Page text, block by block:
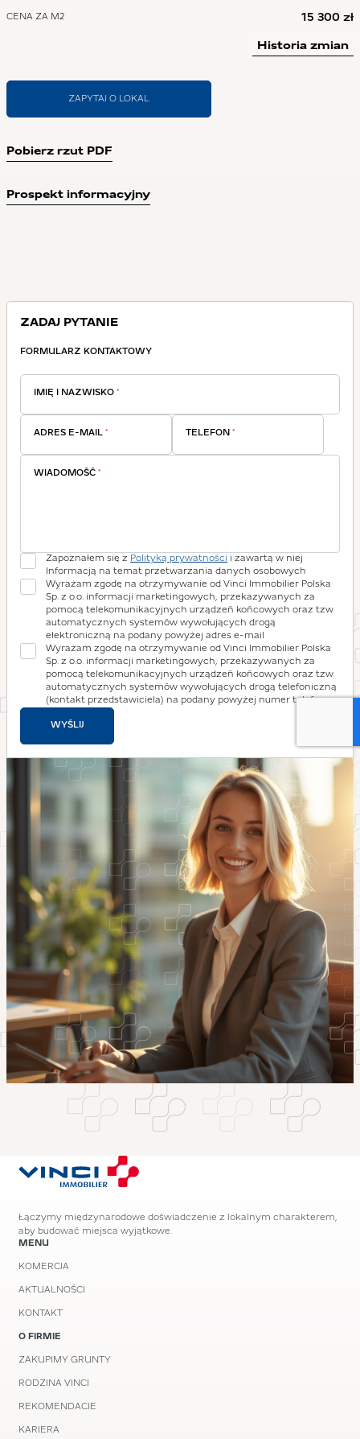
CENA ZA M2 15 300 zł
Historia zmian
ZAPYTAJ O LOKAL
Pobierz rzut PDF
Prospekt informacyjny
ZADAJ PYTANIE
FORMULARZ KONTAKTOWY
IMIĘ I NAZWISKO *
ADRES E-MAIL * TELEFON *
WIADOMOŚĆ *
Zapoznałem się z Polityką prywatności i zawartą w niej
Informacją na temat przetwarzania danych osobowych
Wyrażam zgodę na otrzymywanie od Vinci Immobilier Polska
Sp. z o.o. informacji marketingowych, przekazywanych za
pomocą telekomunikacyjnych urządzeń końcowych oraz tzw.
automatycznych systemów wywołujących drogą
elektroniczną na podany powyżej adres e-mail
Wyrażam zgodę na otrzymywanie od Vinci Immobilier Polska
Sp. z o.o. informacji marketingowych, przekazywanych za
pomocą telekomunikacyjnych urządzeń końcowych oraz tzw.
automatycznych systemów wywołujących drogą telefoniczną
(kontakt przedstawiciela) na podany powyżej numer telefonu
WYŚLIJ
Łączymy międzynarodowe doświadczenie z lokalnym charakterem,
aby budować miejsca wyjątkowe.
MENU
KOMERCJA
AKTUALNOŚCI
KONTAKT
O FIRMIE
ZAKUPIMY GRUNTY
RODZINA VINCI
REKOMENDACJE
KARIERA